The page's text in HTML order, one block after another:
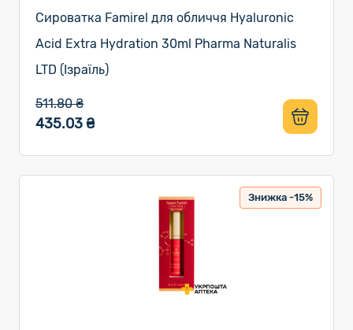
Сироватка Famirel для обличчя Hyaluronic
Acid Extra Hydration 30ml Pharma Naturalis
LTD (Ізраїль)
511.80 ₴
435.03 ₴
Знижка -15%